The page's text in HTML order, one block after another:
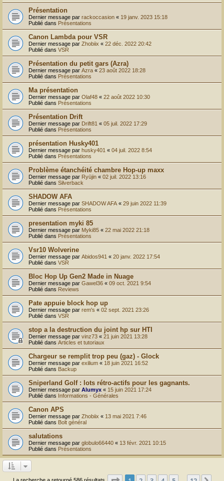
Présentation
Dernier message par rackoccasion « 19 janv. 2023 15:18
Publié dans Présentations
Canon Lambda pour VSR
Dernier message par Zhobiix « 22 déc. 2022 20:42
Publié dans VSR
Présentation du petit gars (Azra)
Dernier message par Azra « 23 août 2022 18:28
Publié dans Présentations
Ma présentation
Dernier message par Olaf48 « 22 août 2022 10:30
Publié dans Présentations
Présentation Drift
Dernier message par Drift81 « 05 juil. 2022 17:29
Publié dans Présentations
présentation Husky401
Dernier message par husky401 « 04 juil. 2022 8:54
Publié dans Présentations
Problème étanchéité chambre Hop-up maxx
Dernier message par Ryūjin « 02 juil. 2022 13:16
Publié dans Silverback
SHADOW AFA
Dernier message par SHADOW AFA « 29 juin 2022 11:39
Publié dans Présentations
presentation myki 85
Dernier message par Myki85 « 22 mai 2022 21:18
Publié dans Présentations
Vsr10 Wolverine
Dernier message par Abidos941 « 20 janv. 2022 17:54
Publié dans VSR
Bloc Hop Up Gen2 Made in Nuage
Dernier message par Gawel36 « 09 oct. 2021 9:54
Publié dans Reviews
Pate appuie block hop up
Dernier message par rem's « 02 sept. 2021 23:26
Publié dans VSR
stop a la destruction du joint hp sur HTI
Dernier message par vinz73 « 21 juin 2021 13:28
Publié dans Articles et tutoriaux
Chargeur se remplit trop peu (gaz) - Glock
Dernier message par exilium « 18 juin 2021 16:52
Publié dans Backup
Sniperland Golf : lots rétro-actifs pour les gagnants.
Dernier message par Alumyx « 15 juin 2021 17:24
Publié dans Informations - Générales
Canon APS
Dernier message par Zhobiix « 13 mai 2021 7:46
Publié dans Bolt général
salutations
Dernier message par globulo66440 « 13 févr. 2021 10:15
Publié dans Présentations